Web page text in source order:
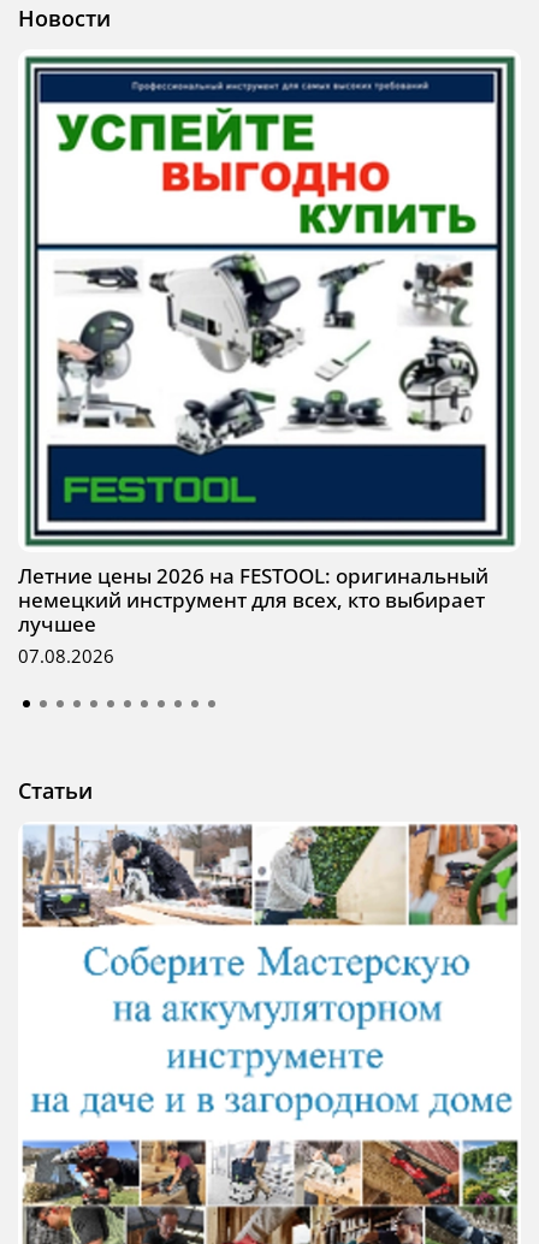
Новости
Летние цены 2026 на FESTOOL: оригинальный
немецкий инструмент для всех, кто выбирает
лучшее
07.08.2026
Статьи